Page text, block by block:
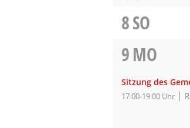
8SO
9MO
Sitzung des
17:00-19:00 Uhr